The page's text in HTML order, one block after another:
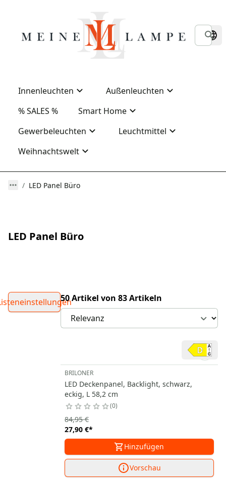
Innenleuchten
Außenleuchten
% SALES %
Smart Home
Gewerbeleuchten
Leuchtmittel
Weihnachtswelt
LED Panel Büro
LED Panel Büro
50 Artikel von 83 Artikeln
BRILONER
LED Deckenpanel, Backlight, schwarz,
eckig, L 58,2 cm
0
27,90 €*
84,95 €
Hinzufügen
Vorschau